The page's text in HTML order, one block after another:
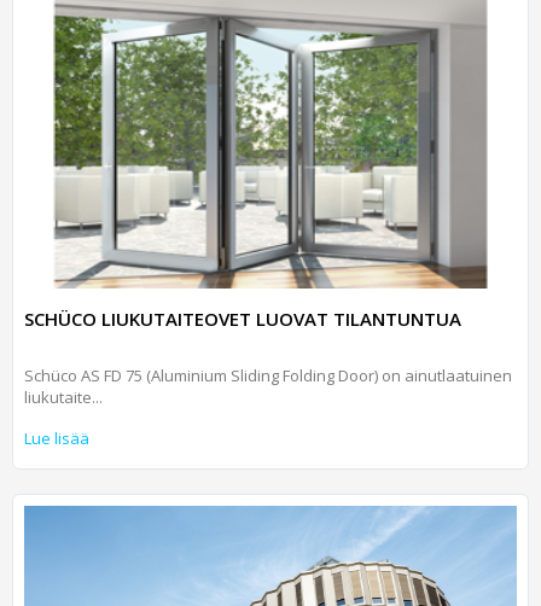
SCHÜCO LIUKUTAITEOVET LUOVAT TILANTUNTUA
Schüco AS FD 75 (Aluminium Sliding Folding Door) on ainutlaatuinen
liukutaite...
Lue lisää